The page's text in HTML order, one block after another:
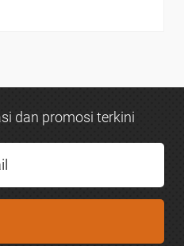
dan promosi terkini